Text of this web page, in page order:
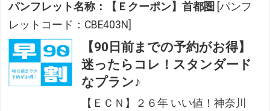
パンフレット名称：【Ｅクーポン】首都圏 [パンフ
レットコード：CBE403N]
【90日前までの予約がお得】
迷ったらコレ！スタンダード
なプラン♪
【ＥＣＮ】２６年 いい値！神奈川